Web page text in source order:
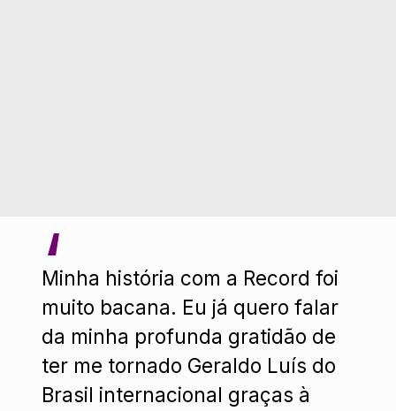
Minha história com a Record foi
muito bacana. Eu já quero falar
da minha profunda gratidão de
ter me tornado Geraldo Luís do
Brasil internacional graças à